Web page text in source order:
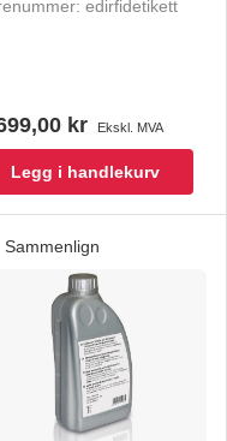
edirfidetikett
kr Ekskl. MVA
Legg i handlekurv
Sammenlign